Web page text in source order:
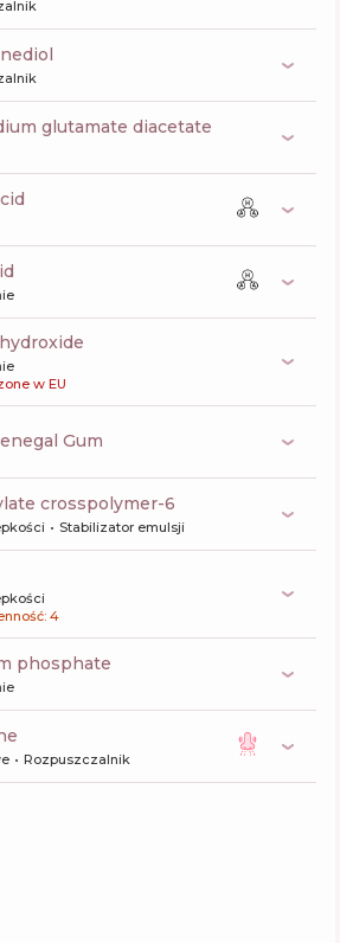
glutamate diacetate
w EU
Gum
crosspolymer-6
Stabilizator emulsji
4
phosphate
Rozpuszczalnik